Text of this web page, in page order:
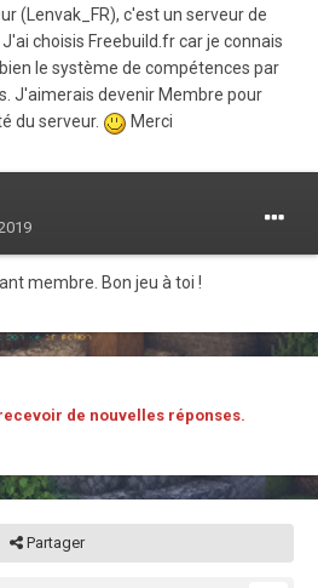
(Lenvak_FR), c'est un serveur de
choisis Freebuild.fr car je connais
le système de compétences par
J'aimerais devenir Membre pour
du serveur.
Merci
membre. Bon jeu à toi !
de nouvelles réponses.
Partager